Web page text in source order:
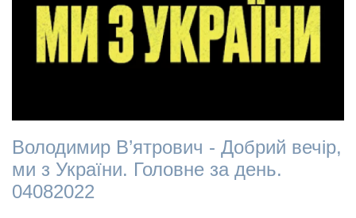
Володимир В’ятрович - Добрий вечір,
ми з України. Головне за день.
04082022